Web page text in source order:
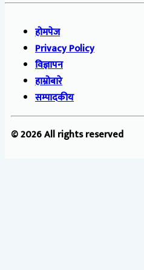
होमपेज
Privacy Policy
विज्ञापन
हाम्रोबारे
सम्पादकीय
© 2026 All rights reserved